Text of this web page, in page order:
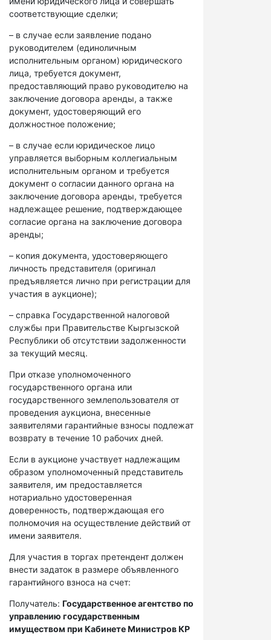
соответствующие сделки;
– в случае если заявление подано
руководителем (единоличным
исполнительным органом) юридического
лица, требуется документ,
предоставляющий право руководителю на
заключение договора аренды, а также
документ, удостоверяющий его
должностное положение;
– в случае если юридическое лицо
управляется выборным коллегиальным
исполнительным органом и требуется
документ о согласии данного органа на
заключение договора аренды, требуется
надлежащее решение, подтверждающее
согласие органа на заключение договора
аренды;
– копия документа, удостоверяющего
личность представителя (оригинал
предъявляется лично при регистрации для
участия в аукционе);
– справка Государственной налоговой
службы при Правительстве Кыргызской
Республики об отсутствии задолженности
за текущий месяц.
При отказе уполномоченного
государственного органа или
государственного землепользователя от
проведения аукциона, внесенные
заявителями гарантийные взносы подлежат
возврату в течение 10 рабочих дней.
Если в аукционе участвует надлежащим
образом уполномоченный представитель
заявителя, им предоставляется
нотариально удостоверенная
доверенность, подтверждающая его
полномочия на осуществление действий от
имени заявителя.
Для участия в торгах претендент должен
внести задаток в размере объявленного
гарантийного взноса на счет:
Получатель: Государственное агентство по
управлению государственным
имуществом при Кабинете Министров КР